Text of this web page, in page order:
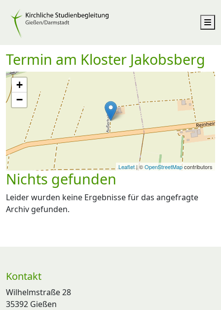
Termin am Kloster Jakobsberg
+
−
Leaflet| ©OpenStreetMapcontributors
Nichts gefunden
Leider wurden keine Ergebnisse für das angefragte
Archiv gefunden.
Kontakt
Wilhelmstraße 28
35392 Gießen